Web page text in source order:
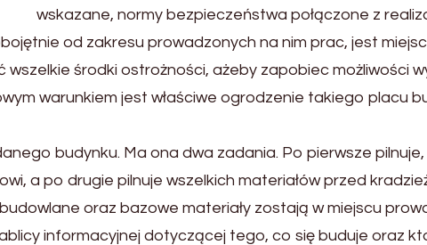
wskazane, normy bezpieczeństwa połączone z
od zakresu prowadzonych na nim prac, jest
środki ostrożności, ażeby zapobiec możliwości
warunkiem jest właściwe ogrodzenie takiego placu
budynku. Ma ona dwa zadania. Po pierwsze
a po drugie pilnuje wszelkich materiałów przed
oraz bazowe materiały zostają w miejscu
informacyjnej dotyczącej tego, co się buduje oraz